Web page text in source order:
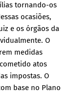
tornando-os
ocasiões,
e os órgãos da
O
medidas
atos
impostas. O
base no Plano